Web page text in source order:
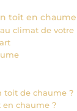
toit en chaume
climat de votre
toit de chaume ?
en chaume ?